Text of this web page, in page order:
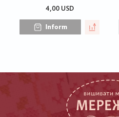
4,00 USD
Inform